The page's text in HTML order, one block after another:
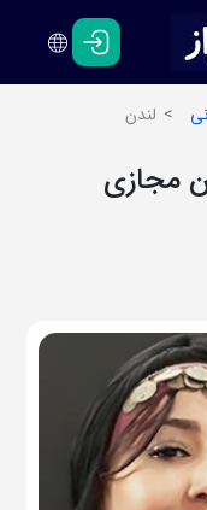
فارسی
انگلیسی
لندن
مجازی